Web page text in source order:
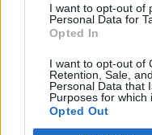
I want to opt-out of
Personal Data for
Opted In
I want to opt-out of
Retention, Sale,
Personal Data that
Purposes for which
Opted Out